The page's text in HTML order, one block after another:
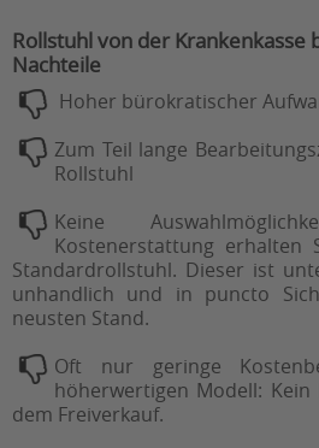
Rollstuhl von der Krankenkasse
Nachteile
Hoher bürokratischer
Zum Teil lange
Rollstuhl
Keine
Kostenerstattung erhalten
Standardrollstuhl. Dieser ist
unhandlich und in puncto
neusten Stand.
Oft nur geringe
höherwertigen Modell:
dem Freiverkauf.